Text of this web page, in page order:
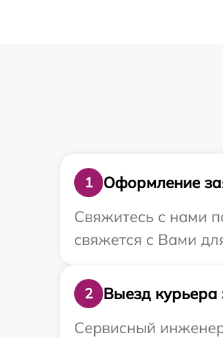
1
Оформление
Свяжитесь с нами
свяжется с Вами
2
Выезд курьера
Сервисный